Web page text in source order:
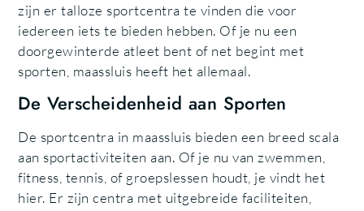
zijn er talloze sportcentra te vinden die voor
iedereen iets te bieden hebben. Of je nu een
doorgewinterde atleet bent of net begint met
sporten, maassluis heeft het allemaal.
De Verscheidenheid aan Sporten
De sportcentra in maassluis bieden een breed scala
aan sportactiviteiten aan. Of je nu van zwemmen,
fitness, tennis, of groepslessen houdt, je vindt het
hier. Er zijn centra met uitgebreide faciliteiten,